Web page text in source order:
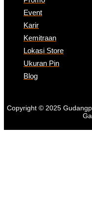
Event
Karir
Kemitraan
Lokasi Store
Ukuran Pin
Blog
Copyright © 2025